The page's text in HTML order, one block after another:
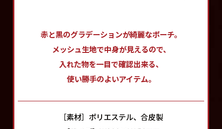
赤と黒のグラデーションが綺麗なポーチ。
メッシュ生地で中身が見えるので、
入れた物を一目で確認出来る、
使い勝手のよいアイテム。
［素材］ポリエステル、合皮製